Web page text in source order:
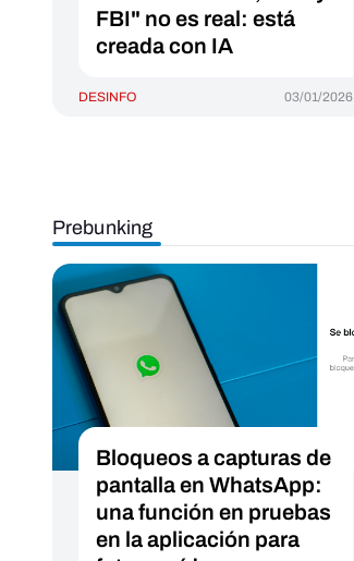
FBI" no es real: está
creada con IA
DESINFO 03/01/2026
Prebunking
Bloqueos a capturas de
pantalla en WhatsApp:
una función en pruebas
en la aplicación para